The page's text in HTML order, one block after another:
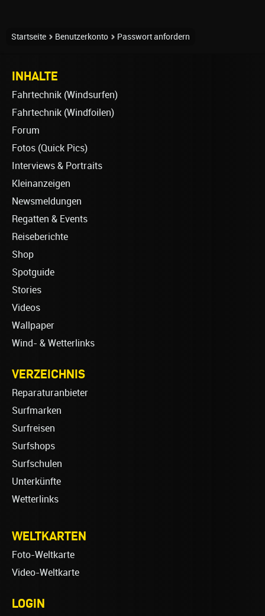
Startseite Benutzerkonto Passwort anfordern
INHALTE
Fahrtechnik (Windsurfen)
Fahrtechnik (Windfoilen)
Forum
Fotos (Quick Pics)
Interviews & Portraits
Kleinanzeigen
Newsmeldungen
Regatten & Events
Reiseberichte
Shop
Spotguide
Stories
Videos
Wallpaper
Wind- & Wetterlinks
VERZEICHNIS
Reparaturanbieter
Surfmarken
Surfreisen
Surfshops
Surfschulen
Unterkünfte
Wetterlinks
WELTKARTEN
Foto-Weltkarte
Video-Weltkarte
LOGIN